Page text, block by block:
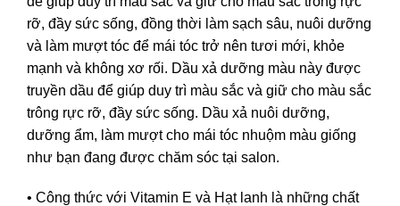
rỡ, đầy sức sống, đồng thời làm sạch sâu, nuôi dưỡng
và làm mượt tóc để mái tóc trở nên tươi mới, khỏe
mạnh và không xơ rối. Dầu xả dưỡng màu này được
truyền dầu để giúp duy trì màu sắc và giữ cho màu sắc
trông rực rỡ, đầy sức sống. Dầu xả nuôi dưỡng,
dưỡng ẩm, làm mượt cho mái tóc nhuộm màu giống
như bạn đang được chăm sóc tại salon.
• Công thức với Vitamin E và Hạt lanh là những chất